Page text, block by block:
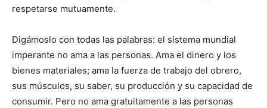
respetarse mutuamente.
Digámoslo con todas las palabras: el sistema mundial
imperante no ama a las personas. Ama el dinero y los
bienes materiales; ama la fuerza de trabajo del obrero,
sus músculos, su saber, su producción y su capacidad de
consumir. Pero no ama gratuitamente a las personas